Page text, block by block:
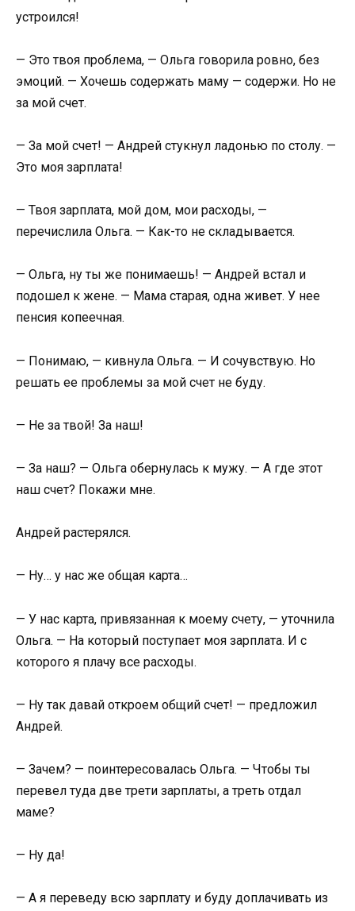
устроился!
— Это твоя проблема, — Ольга говорила ровно, без
эмоций. — Хочешь содержать маму — содержи. Но не
за мой счет.
— За мой счет! — Андрей стукнул ладонью по столу. —
Это моя зарплата!
— Твоя зарплата, мой дом, мои расходы, —
перечислила Ольга. — Как-то не складывается.
— Ольга, ну ты же понимаешь! — Андрей встал и
подошел к жене. — Мама старая, одна живет. У нее
пенсия копеечная.
— Понимаю, — кивнула Ольга. — И сочувствую. Но
решать ее проблемы за мой счет не буду.
— Не за твой! За наш!
— За наш? — Ольга обернулась к мужу. — А где этот
наш счет? Покажи мне.
Андрей растерялся.
— Ну… у нас же общая карта…
— У нас карта, привязанная к моему счету, — уточнила
Ольга. — На который поступает моя зарплата. И с
которого я плачу все расходы.
— Ну так давай откроем общий счет! — предложил
Андрей.
— Зачем? — поинтересовалась Ольга. — Чтобы ты
перевел туда две трети зарплаты, а треть отдал
маме?
— Ну да!
— А я переведу всю зарплату и буду доплачивать из